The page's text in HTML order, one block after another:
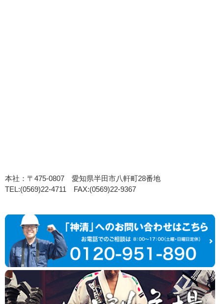
本社：〒475-0807 愛知県半田市八軒町28番地
TEL:(0569)22-4711 FAX:(0569)22-9367